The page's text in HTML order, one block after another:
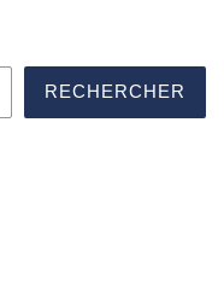
RECHERCHER